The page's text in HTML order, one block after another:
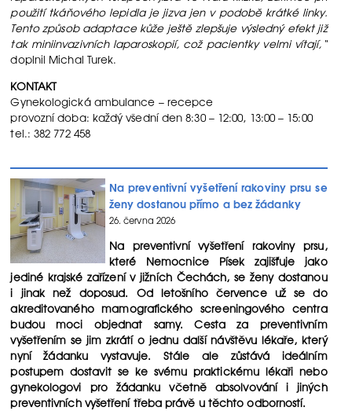
použití tkáňového lepidla je jizva jen v podobě krátké linky.
Tento způsob adaptace kůže ještě zlepšuje výsledný efekt již
tak miniinvazivních laparoskopií, což pacientky velmi vítají,“
doplnil Michal Turek.
KONTAKT
Gynekologická ambulance – recepce
provozní doba: každý všední den 8:30 – 12:00, 13:00 – 15:00
tel.: 382 772 458
Na preventivní vyšetření rakoviny prsu se
ženy dostanou přímo a bez žádanky
26. června 2026
Na preventivní vyšetření rakoviny prsu,
které Nemocnice Písek zajišťuje jako
jediné krajské zařízení v jižních Čechách, se ženy dostanou
i jinak než doposud. Od letošního července už se do
akreditovaného mamografického screeningového centra
budou moci objednat samy. Cesta za preventivním
vyšetřením se jim zkrátí o jednu další návštěvu lékaře, který
nyní žádanku vystavuje. Stále ale zůstává ideálním
postupem dostavit se ke svému praktickému lékaři nebo
gynekologovi pro žádanku včetně absolvování i jiných
preventivních vyšetření třeba právě u těchto odborností.